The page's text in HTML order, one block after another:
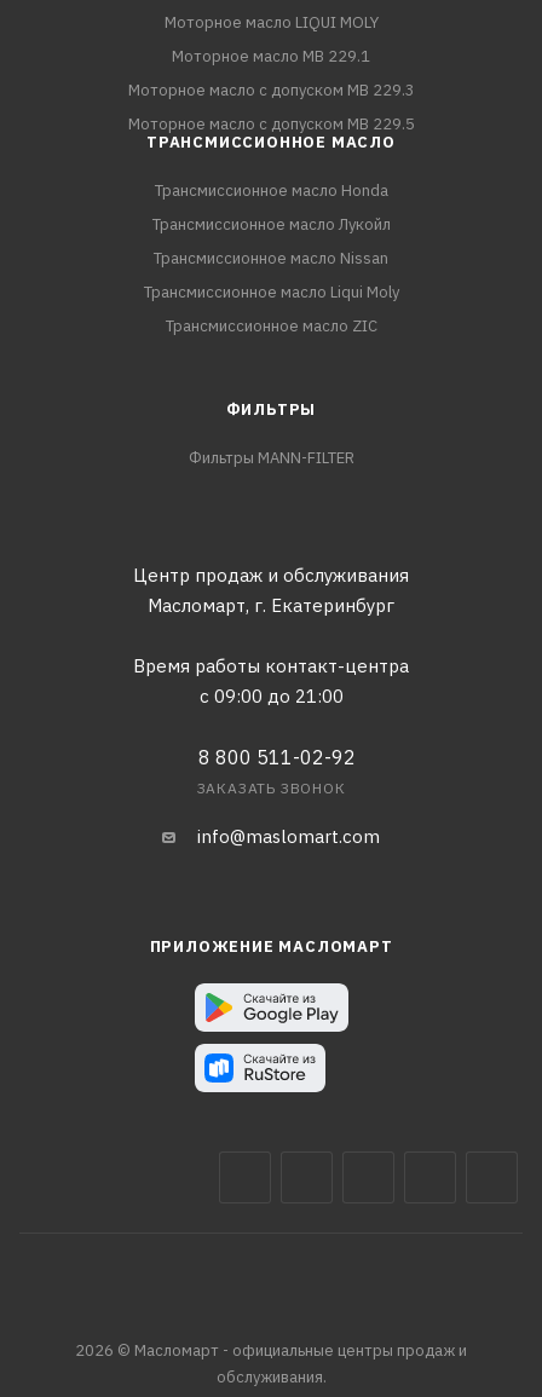
Моторное масло LIQUI MOLY
Моторное масло MB 229.1
Моторное масло с допуском MB 229.3
Моторное масло с допуском MB 229.5
ТРАНСМИССИОННОЕ МАСЛО
Трансмиссионное масло Honda
Трансмиссионное масло Лукойл
Трансмиссионное масло Nissan
Трансмиссионное масло Liqui Moly
Трансмиссионное масло ZIC
ФИЛЬТРЫ
Фильтры MANN-FILTER
Центр продаж и обслуживания
Масломарт, г. Екатеринбург
Время работы контакт-центра
с 09:00 до 21:00
8 800 511-02-92
ЗАКАЗАТЬ ЗВОНОК
info@maslomart.com
ПРИЛОЖЕНИЕ МАСЛОМАРТ
2026 © Масломарт - официальные центры продаж и
обслуживания.